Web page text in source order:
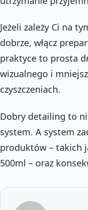
Jeżeli zależy Ci na
dobrze, włącz
praktyce to prosta
wizualnego i
czyszczeniach.
Dobry detailing to
system. A system
produktów – takich
500ml – oraz